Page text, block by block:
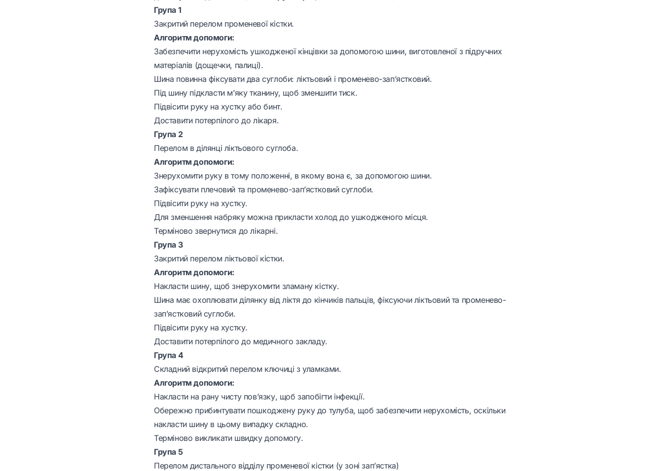
Група 1
Закритий перелом променевої кістки.
Алгоритм допомоги:
Забезпечити нерухомість ушкодженої кінцівки за допомогою шини, виготовленої з підручних
матеріалів (дощечки, палиці).
Шина повинна фіксувати два суглоби: ліктьовий і променево-зап’ястковий.
Під шину підкласти м’яку тканину, щоб зменшити тиск.
Підвісити руку на хустку або бинт.
Доставити потерпілого до лікаря.
Група 2
Перелом в ділянці ліктьового суглоба.
Алгоритм допомоги:
Знерухомити руку в тому положенні, в якому вона є, за допомогою шини.
Зафіксувати плечовий та променево-зап’ястковий суглоби.
Підвісити руку на хустку.
Для зменшення набряку можна прикласти холод до ушкодженого місця.
Терміново звернутися до лікарні.
Група 3
Закритий перелом ліктьової кістки.
Алгоритм допомоги:
Накласти шину, щоб знерухомити зламану кістку.
Шина має охоплювати ділянку від ліктя до кінчиків пальців, фіксуючи ліктьовий та променево-
зап’ястковий суглоби.
Підвісити руку на хустку.
Доставити потерпілого до медичного закладу.
Група 4
Складний відкритий перелом ключиці з уламками.
Алгоритм допомоги:
Накласти на рану чисту пов’язку, щоб запобігти інфекції.
Обережно прибинтувати пошкоджену руку до тулуба, щоб забезпечити нерухомість, оскільки
накласти шину в цьому випадку складно.
Терміново викликати швидку допомогу.
Група 5
Перелом дистального відділу променевої кістки (у зоні зап’ястка)